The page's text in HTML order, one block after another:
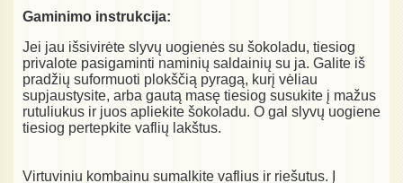
Gaminimo instrukcija:
Jei jau išsivirėte slyvų uogienės su šokoladu, tiesiog
privalote pasigaminti naminių saldainių su ja. Galite iš
pradžių suformuoti plokščią pyragą, kurį vėliau
supjaustysite, arba gautą masę tiesiog susukite į mažus
rutuliukus ir juos apliekite šokoladu. O gal slyvų uogiene
tiesiog pertepkite vaflių lakštus.
Virtuviniu kombainu sumalkite vaflius ir riešutus. Į